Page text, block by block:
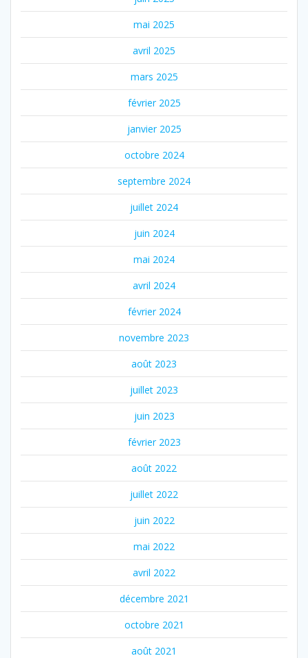
mai 2025
avril 2025
mars 2025
février 2025
janvier 2025
octobre 2024
septembre 2024
juillet 2024
juin 2024
mai 2024
avril 2024
février 2024
novembre 2023
août 2023
juillet 2023
juin 2023
février 2023
août 2022
juillet 2022
juin 2022
mai 2022
avril 2022
décembre 2021
octobre 2021
août 2021